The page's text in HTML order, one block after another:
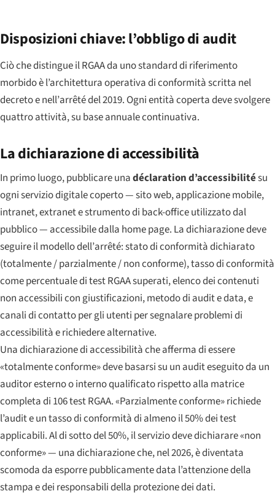
Disposizioni chiave: l’obbligo di audit
Ciò che distingue il RGAA da uno standard di riferimento
morbido è l’architettura operativa di conformità scritta nel
decreto e nell’arrêtédel 2019. Ogni entità coperta deve svolgere
quattro attività, su base annuale continuativa.
La dichiarazione di accessibilità
In primo luogo, pubblicare unadéclaration d’accessibilitésu
ogni servizio digitale coperto — sito web, applicazione mobile,
intranet, extranet e strumento di back-office utilizzato dal
pubblico — accessibile dalla home page. La dichiarazione deve
seguire il modello dell’arrêté: stato di conformità dichiarato
(totalmente / parzialmente / non conforme), tasso di conformità
come percentuale di test RGAA superati, elenco dei contenuti
non accessibili con giustificazioni, metodo di audit e data, e
canali di contatto per gli utenti per segnalare problemi di
accessibilità e richiedere alternative.
Una dichiarazione di accessibilità che afferma di essere
«totalmente conforme» deve basarsi su un audit eseguito da un
auditor esterno o interno qualificato rispetto alla matrice
completa di 106 test RGAA. «Parzialmente conforme» richiede
l’audit e un tasso di conformità di almeno il 50% dei test
applicabili. Al di sotto del 50%, il servizio deve dichiarare «non
conforme» — una dichiarazione che, nel 2026, è diventata
scomoda da esporre pubblicamente data l’attenzione della
stampa e dei responsabili della protezione dei dati.